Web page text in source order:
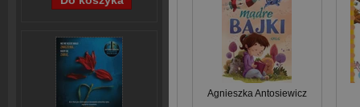
Agnieszka Antosiewicz